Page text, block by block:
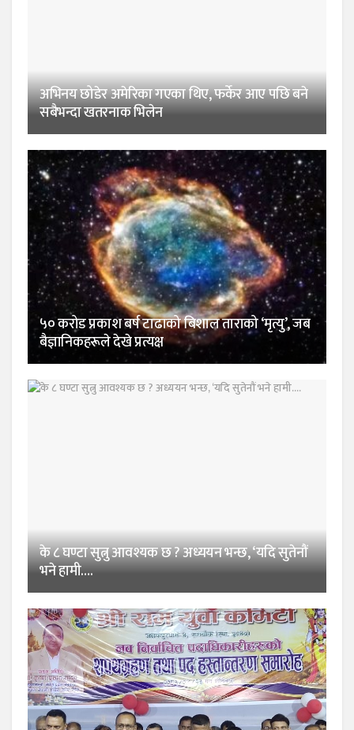
अभिनय छोडेर अमेरिका गएका थिए, फर्केर आए पछि बने
सबैभन्दा खतरनाक भिलेन
५० करोड प्रकाश बर्ष टाढाको बिशाल ताराको ‘मृत्यु’, जब
बैज्ञानिकहरूले देखे प्रत्यक्ष
के ८ घण्टा सुत्नु आवश्यक छ ? अध्ययन भन्छ, ‘यदि सुतेनौं
भने हामी….